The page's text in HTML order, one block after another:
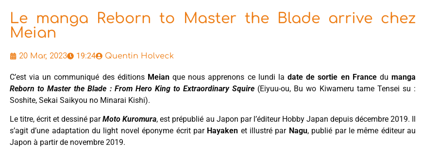
Le manga Reborn to Master the Blade arrive chez
Meian
20 Mar, 2023 19:24 Quentin Holveck
C’est via un communiqué des éditions Meianque nous apprenons ce lundi ladate de sortie en Francedumanga
Reborn to Master the Blade : From Hero King to Extraordinary Squire (Eiyuu-ou, Bu wo Kiwameru tame Tensei su :
Soshite, Sekai Saikyou no Minarai Kishi).
Le titre, écrit et dessiné parMoto Kuromura, est prépublié au Japon par l’éditeur Hobby Japan depuis décembre 2019. Il
s’agit d’une adaptation du light novel éponyme écrit par Hayaken et illustré par Nagu, publié par le même éditeur au
Japon à partir de novembre 2019.